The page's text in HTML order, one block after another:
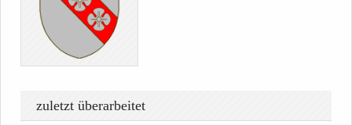
zuletzt überarbeitet